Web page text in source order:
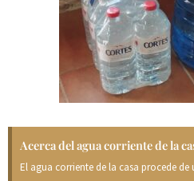
Acerca del agua corriente de la
El agua corriente de la casa procede